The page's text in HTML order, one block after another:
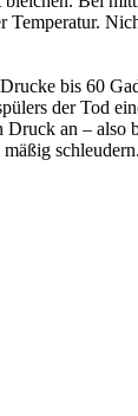
Temperatur.
bis 60
der Tod
Druck an – also
schleudern.